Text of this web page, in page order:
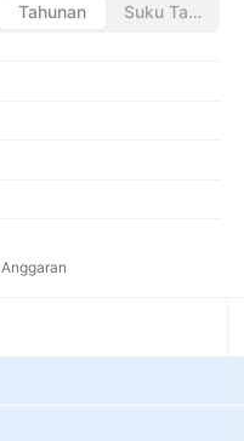
Tahunan Suku Tahunan
Anggaran